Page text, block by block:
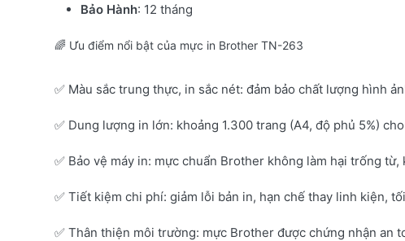
Bảo Hành: 12 tháng
🌈 Ưu điểm nổi bật của mực in Brother TN-263
✅ Màu sắc trung thực, in sắc nét: đảm bảo chất lượng hình
✅ Dung lượng in lớn: khoảng 1.300 trang (A4, độ phủ 5%)
✅ Bảo vệ máy in: mực chuẩn Brother không làm hại trống từ,
✅ Tiết kiệm chi phí: giảm lỗi bản in, hạn chế thay linh kiện,
✅ Thân thiện môi trường: mực Brother được chứng nhận an